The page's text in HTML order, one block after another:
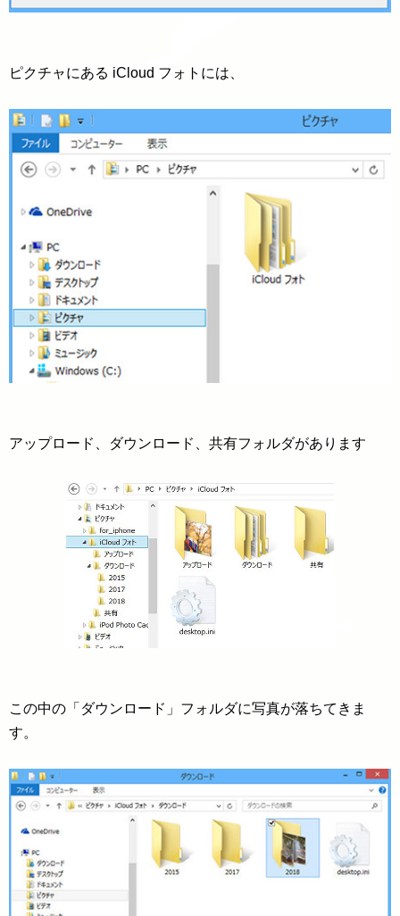
ピクチャにある iCloud フォトには、
アップロード、ダウンロード、共有フォルダがあります
この中の「ダウンロード」フォルダに写真が落ちてきま
す。